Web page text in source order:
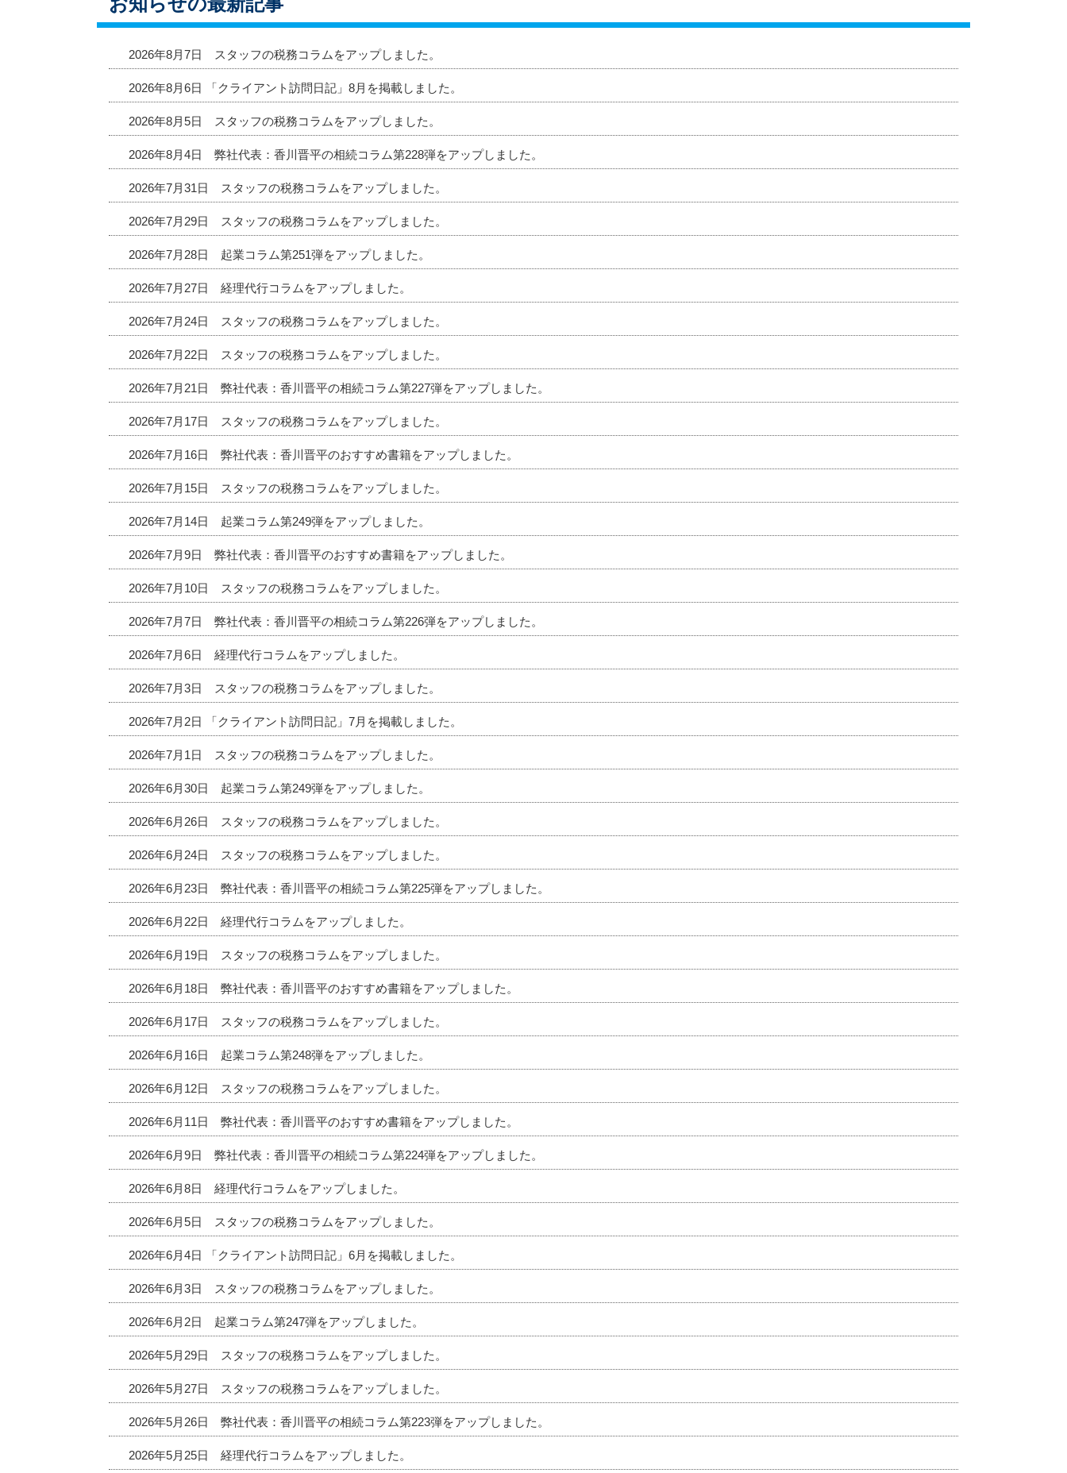
2026年8月7日 スタッフの税務コラムをアップしました。
2026年8月6日 「クライアント訪問日記」8月を掲載しました。
2026年8月5日 スタッフの税務コラムをアップしました。
2026年8月4日 弊社代表：香川晋平の相続コラム第228弾をアップしました。
2026年7月31日 スタッフの税務コラムをアップしました。
2026年7月29日 スタッフの税務コラムをアップしました。
2026年7月28日 起業コラム第251弾をアップしました。
2026年7月27日 経理代行コラムをアップしました。
2026年7月24日 スタッフの税務コラムをアップしました。
2026年7月22日 スタッフの税務コラムをアップしました。
2026年7月21日 弊社代表：香川晋平の相続コラム第227弾をアップしました。
2026年7月17日 スタッフの税務コラムをアップしました。
2026年7月16日 弊社代表：香川晋平のおすすめ書籍をアップしました。
2026年7月15日 スタッフの税務コラムをアップしました。
2026年7月14日 起業コラム第249弾をアップしました。
2026年7月9日 弊社代表：香川晋平のおすすめ書籍をアップしました。
2026年7月10日 スタッフの税務コラムをアップしました。
2026年7月7日 弊社代表：香川晋平の相続コラム第226弾をアップしました。
2026年7月6日 経理代行コラムをアップしました。
2026年7月3日 スタッフの税務コラムをアップしました。
2026年7月2日 「クライアント訪問日記」7月を掲載しました。
2026年7月1日 スタッフの税務コラムをアップしました。
2026年6月30日 起業コラム第249弾をアップしました。
2026年6月26日 スタッフの税務コラムをアップしました。
2026年6月24日 スタッフの税務コラムをアップしました。
2026年6月23日 弊社代表：香川晋平の相続コラム第225弾をアップしました。
2026年6月22日 経理代行コラムをアップしました。
2026年6月19日 スタッフの税務コラムをアップしました。
2026年6月18日 弊社代表：香川晋平のおすすめ書籍をアップしました。
2026年6月17日 スタッフの税務コラムをアップしました。
2026年6月16日 起業コラム第248弾をアップしました。
2026年6月12日 スタッフの税務コラムをアップしました。
2026年6月11日 弊社代表：香川晋平のおすすめ書籍をアップしました。
2026年6月9日 弊社代表：香川晋平の相続コラム第224弾をアップしました。
2026年6月8日 経理代行コラムをアップしました。
2026年6月5日 スタッフの税務コラムをアップしました。
2026年6月4日 「クライアント訪問日記」6月を掲載しました。
2026年6月3日 スタッフの税務コラムをアップしました。
2026年6月2日 起業コラム第247弾をアップしました。
2026年5月29日 スタッフの税務コラムをアップしました。
2026年5月27日 スタッフの税務コラムをアップしました。
2026年5月26日 弊社代表：香川晋平の相続コラム第223弾をアップしました。
2026年5月25日 経理代行コラムをアップしました。